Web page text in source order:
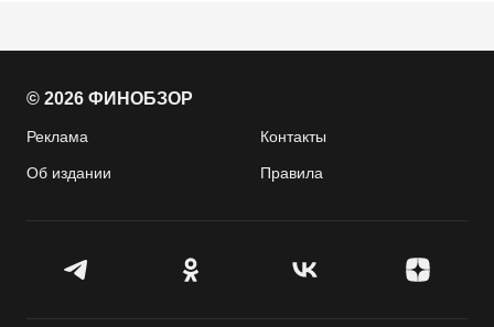
© 2026 ФИНОБЗОР
Реклама Контакты
Об издании Правила